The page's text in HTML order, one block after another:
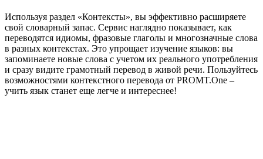
Используя раздел «Контексты», вы эффективно расширяете
свой словарный запас. Сервис наглядно показывает, как
переводятся идиомы, фразовые глаголы и многозначные слова
в разных контекстах. Это упрощает изучение языков: вы
запоминаете новые слова с учетом их реального употребления
и сразу видите грамотный перевод в живой речи. Пользуйтесь
возможностями контекстного перевода от PROMT.One –
учить язык станет еще легче и интереснее!